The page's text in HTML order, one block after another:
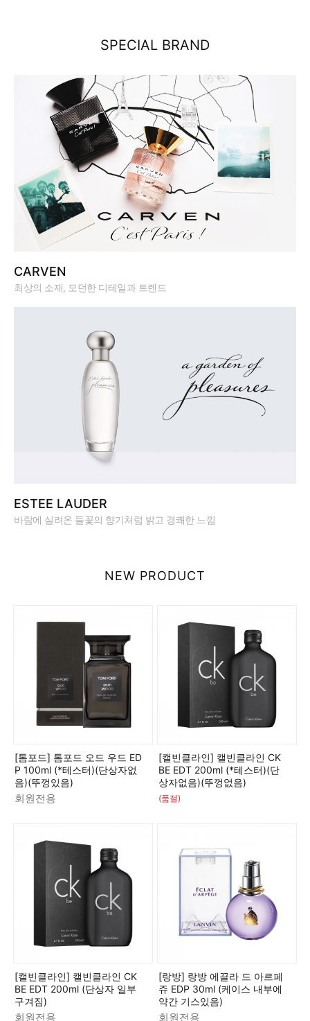
SPECIAL BRAND
CARVEN
최상의 소재, 모던한 디테일과 트렌드
ESTEE LAUDER
바람에 실려온 들꽃의 향기처럼 밝고 경쾌한 느낌
NEW PRODUCT
[톰포드] 톰포드 오드 우드 ED
P 100ml (*테스터)(단상자없
음)(뚜껑있음)
회원전용
[캘빈클라인] 캘빈클라인 CK
BE EDT 200ml (*테스터)(단
상자없음)(뚜껑없음)
(품절)
[캘빈클라인] 캘빈클라인 CK
BE EDT 200ml (단상자 일부
구겨짐)
회원전용
[랑방] 랑방 에끌라 드 아르페
쥬 EDP 30ml (케이스 내부에
약간 기스있음)
회원전용